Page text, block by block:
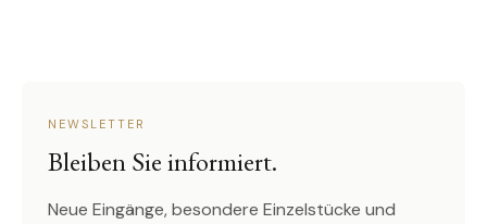
NEWSLETTER
Bleiben Sie informiert.
Neue Eingänge, besondere Einzelstücke und